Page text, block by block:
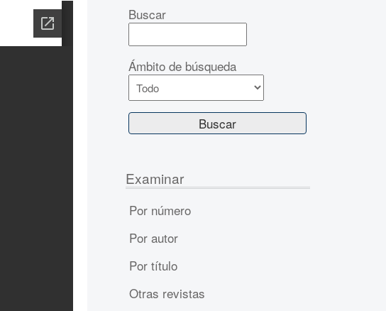
Buscar
Ámbito de búsqueda
Examinar
Por número
Por autor
Por título
Otras revistas